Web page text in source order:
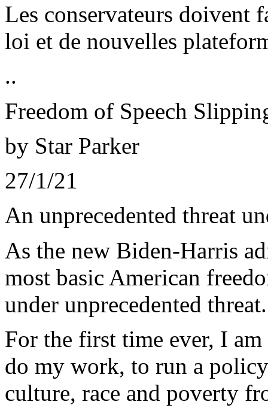
Les conservateurs doivent
loi et de nouvelles
..
Freedom of Speech
by Star Parker
27/1/21
An unprecedented threat
As the new Biden-Harris
most basic American
under unprecedented threat.
For the first time ever, I
do my work, to run a
culture, race and poverty